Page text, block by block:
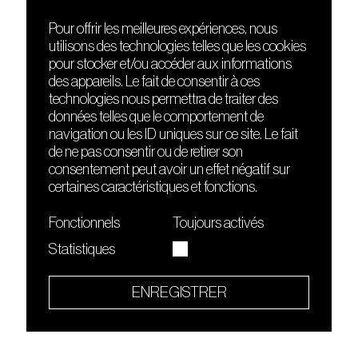
DÉCOUVRIR
Le lieu
Contact
Presse
Cours de DJing
TMLAB
FRIENDS
Nuits sonores
HEAT
Hôtel71
La Gaîté Lyrique
Le Sucre fait partie de
Quartier culturel et créatif
Pour offrir les meilleures expériences, nous
utilisons des technologies telles que les cookies
pour stocker et/ou accéder aux informations
des appareils. Le fait de consentir à ces
technologies nous permettra de traiter des
données telles que le comportement de
navigation ou les ID uniques sur ce site. Le fait
de ne pas consentir ou de retirer son
consentement peut avoir un effet négatif sur
certaines caractéristiques et fonctions.
Fonctionnels
Toujours activés
Statistiques
ENREGISTRER